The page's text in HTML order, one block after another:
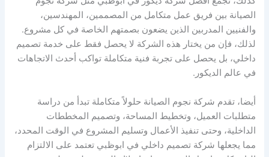
الصيانة بين فريق عمل متكامل من المصممين، المهندسين،
والفنيين المدربين الذين يضعون بصمتهم الخاصة في كل مشروع.
لذلك، فإن من يختار هذه الشركة لا يحصل فقط على خدمة تصميم
داخلي، بل يحصل على تجربة فنية متكاملة تواكب أحدث الاتجاهات
في عالم الديكور.
أيضا، تقدم شركة نجوم الصيانة حلولاً متكاملة تبدأ من دراسة
متطلبات العميل، وتخطيط المساحة، وتصميم المخططات
الداخلية، وحتى تنفيذ الأعمال وتسليم المشروع في الوقت المحدد،
مما يجعلها شركة تصميم داخلي في ابوظبي تعتمد على الالتزام